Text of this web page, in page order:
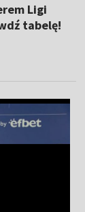
Ligi
tabelę!